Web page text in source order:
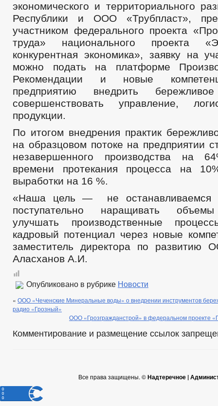
экономического и территориального
Республики и ООО «Трубпласт»,
участником федерального проекта
труда» национального проекта
конкурентная экономика», заявку на
можно подать на платформе
Рекомендации и новые
предприятию внедрить бережливое
совершенствовать управление,
продукции.
По итогом внедрения практик
на образцовом потоке на предприятии
незавершенного производства на
времени протекания процесса на
выработки на 16 %.
«Наша цель — не останавливаемся
поступательно наращивать объемы
улучшать производственные
кадровый потенциал через новые
заместитель директора по развитию
Аласханов А.И.
Опубликовано в рубрике Новости
« ООО «Чеченские Минеральные воды» о внедрении инструментов
радио «Грозный»
ООО «Грозгражданстрой» в федеральном проекте
Комментирование и размещение ссылок
Все права защищены. ©Надтеречное |